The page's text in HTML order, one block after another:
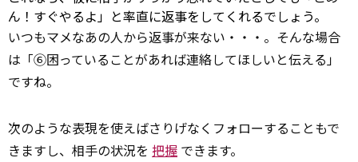
ん！すぐやるよ」と率直に返事をしてくれるでしょう。
いつもマメなあの人から返事が来ない・・・。そんな場合
は「⑥困っていることがあれば連絡してほしいと伝える」
ですね。
次のような表現を使えばさりげなくフォローすることもで
きますし、相手の状況を 把握 できます。